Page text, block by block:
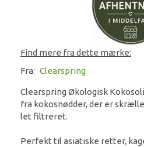
Find mere fra dette mærke:
Fra: Clearspring
Clearspring Økologisk
fra kokosnødder, der er
let filtreret.
Perfekt til asiatiske retter,